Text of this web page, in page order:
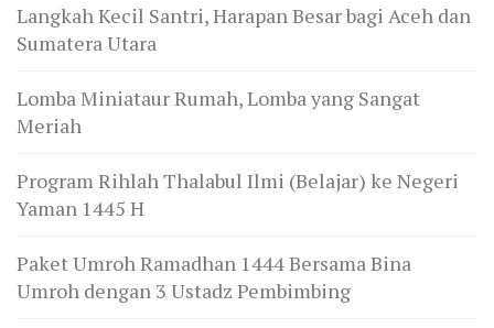
Langkah Kecil Santri, Harapan Besar bagi Aceh dan
Sumatera Utara
Lomba Miniataur Rumah, Lomba yang Sangat
Meriah
Program Rihlah Thalabul Ilmi (Belajar) ke Negeri
Yaman 1445 H
Paket Umroh Ramadhan 1444 Bersama Bina
Umroh dengan 3 Ustadz Pembimbing